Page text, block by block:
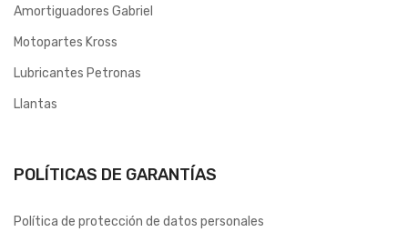
Amortiguadores Gabriel
Motopartes Kross
Lubricantes Petronas
Llantas
POLÍTICAS DE GARANTÍAS
Política de protección de datos personales